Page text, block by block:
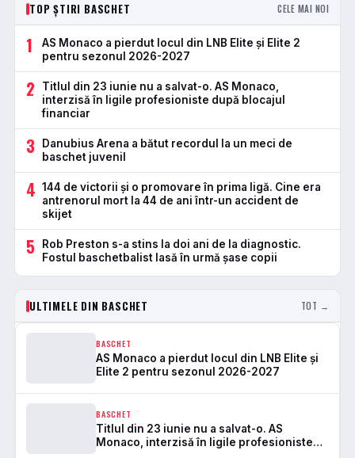
TOP ȘTIRI BASCHET CELE MAI NOI
1
AS Monaco a pierdut locul din LNB Elite și Elite 2
pentru sezonul 2026-2027
2
Titlul din 23 iunie nu a salvat-o. AS Monaco,
interzisă în ligile profesioniste după blocajul
financiar
3
Danubius Arena a bătut recordul la un meci de
baschet juvenil
4 144 de victorii și o promovare în prima ligă. Cine era
antrenorul mort la 44 de ani într-un accident de
skijet
5
Rob Preston s-a stins la doi ani de la diagnostic.
Fostul baschetbalist lasă în urmă șase copii
ULTIMELE DIN BASCHET TOT →
BASCHET
AS Monaco a pierdut locul din LNB Elite și
Elite 2 pentru sezonul 2026-2027
BASCHET
Titlul din 23 iunie nu a salvat-o. AS
Monaco, interzisă în ligile profesioniste